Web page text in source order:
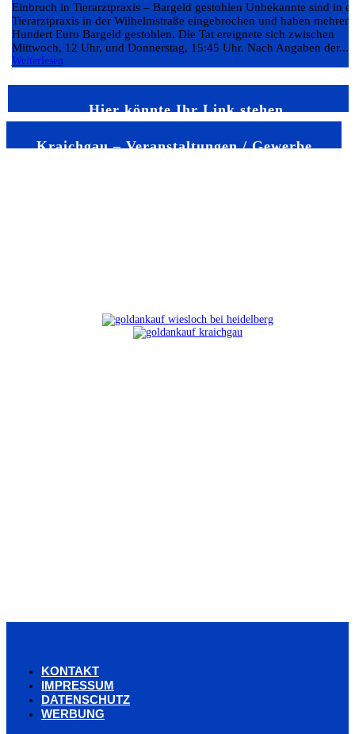
Einbruch in Tierarztpraxis – Bargeld gestohlen Unbekannte sind in
Tierarztpraxis in der Wilhelmstraße eingebrochen und haben mehrere
Hundert Euro Bargeld gestohlen. Die Tat ereignete sich zwischen
Mittwoch, 12 Uhr, und Donnerstag, 15:45 Uhr. Nach Angaben der...
Weiterlesen
Hier könnte Ihr Link stehen
Kraichgau – Veranstaltungen / Gewerbe
KONTAKT
IMPRESSUM
DATENSCHUTZ
WERBUNG